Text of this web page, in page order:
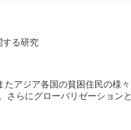
する研究
アジア各国の貧困住民の様々
さらにグローバリゼーションと